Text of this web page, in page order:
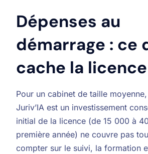
Dépenses au
démarrage : ce
cache la licence
Pour un cabinet de taille
Juriv’IA est un investissement
initial de la licence (de 15 000 à
première année) ne couvre pas
compter sur le suivi, la formation